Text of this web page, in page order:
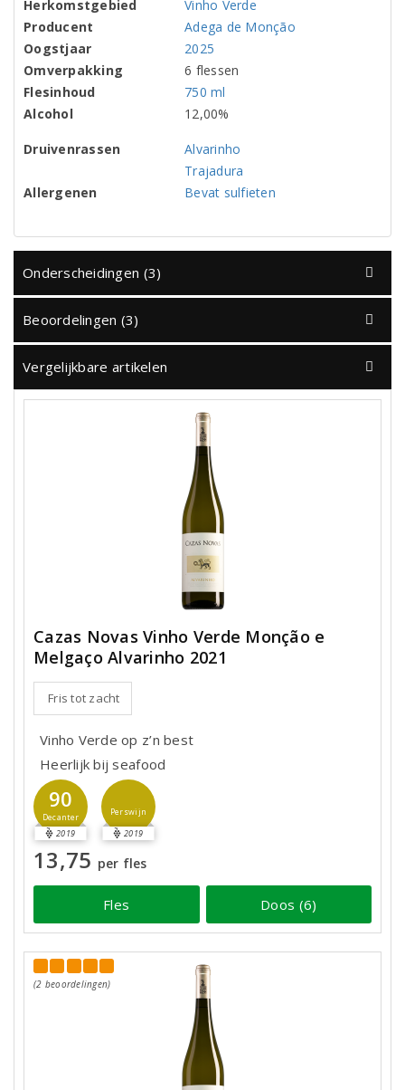
Herkomstgebied
Vinho Verde
Producent
Adega de Monção
Oogstjaar
2025
Omverpakking
6 flessen
Flesinhoud
750 ml
Alcohol
12,00%
Druivenrassen
Alvarinho
Trajadura
Allergenen
Bevat sulfieten
Onderscheidingen (3)
Beoordelingen (3)
Vergelijkbare artikelen
Cazas Novas Vinho Verde Monção e
Melgaço Alvarinho 2021
Fris tot zacht
Vinho Verde op z’n best
Heerlijk bij seafood
90
Decanter
2019
Perswijn
2019
13,75 per fles
Fles Doos (6)
(2 beoordelingen)